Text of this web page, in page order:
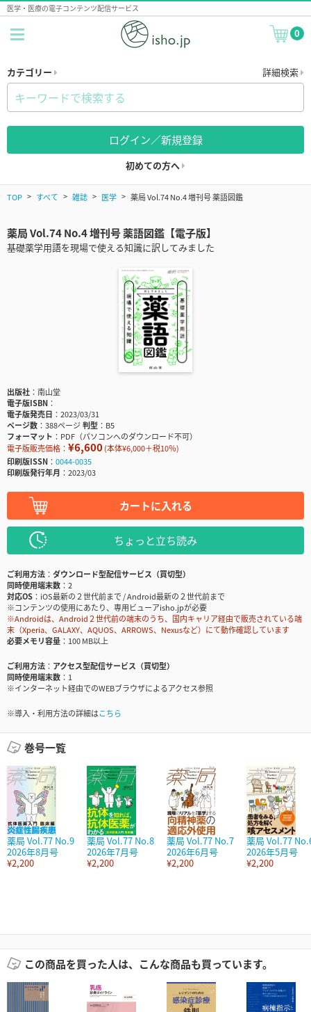
医学・医療の電子コンテンツ配信サービス
0
カテゴリー 詳細検索
ログイン／新規登録
初めての方へ
TOP すべて 雑誌 医学 薬局 Vol.74 No.4 増刊号 薬語図鑑
薬局 Vol.74 No.4 増刊号 薬語図鑑【電子版】
基礎薬学用語を現場で使える知識に訳してみました
出版社
南山堂
電子版ISBN
電子版発売日
2023/03/31
ページ数
388ページ判型
B5
フォーマット
PDF（パソコンへのダウンロード不可）
電子版販売価格： ¥6,600(本体¥6,000＋税10％)
印刷版ISSN
0044-0035
印刷版発行年月
2023/03
カートに入れる
ちょっと立ち読み
ご利用方法
ダウンロード型配信サービス（買切型）
同時使用端末数
2
対応OS
iOS最新の２世代前まで / Android最新の２世代前まで
※コンテンツの使用にあたり、専用ビューアisho.jpが必要
※Androidは、Android２世代前の端末のうち、国内キャリア経由で販売されている端
末（Xperia、GALAXY、AQUOS、ARROWS、Nexusなど）にて動作確認しています
必要メモリ容量
100 MB以上
ご利用方法
アクセス型配信サービス（買切型）
同時使用端末数
1
※インターネット経由でのWEBブラウザによるアクセス参照
※導入・利用方法の詳細はこちら
巻号一覧
薬局 Vol.77 No.9
2026年8月号
¥2,200
薬局 Vol.77 No.8
2026年7月号
¥2,200
薬局 Vol.77 No.7
2026年6月号
¥2,200
薬局 Vol.77
2026年5月号
¥2,200
この商品を買った人は、こんな商品も買っています。